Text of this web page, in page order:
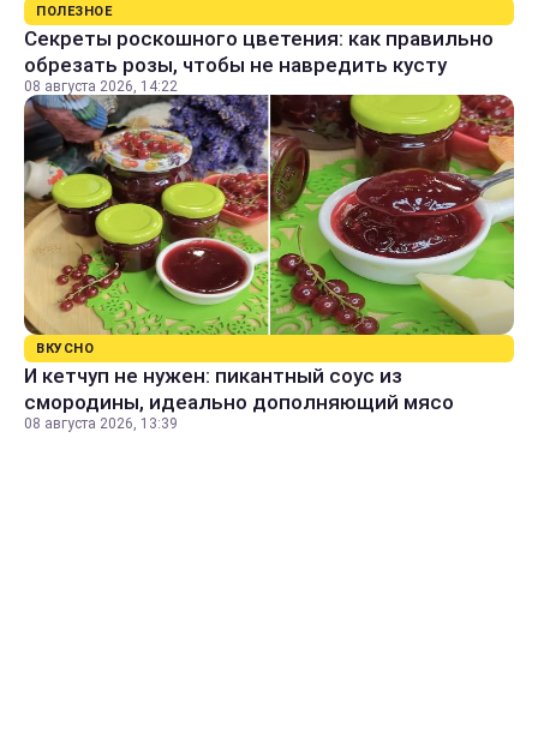
ПОЛЕЗНОЕ
Секреты роскошного цветения: как правильно
обрезать розы, чтобы не навредить кусту
08 августа 2026, 14:22
ВКУСНО
И кетчуп не нужен: пикантный соус из
смородины, идеально дополняющий мясо
08 августа 2026, 13:39